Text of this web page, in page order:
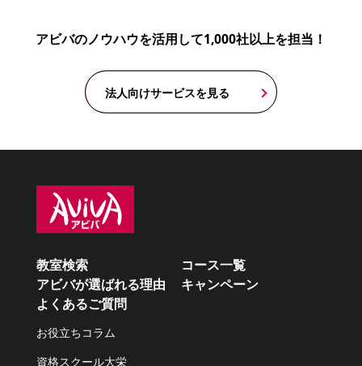
アビバのノウハウを活用して1,000社以上を担当！
法人向けサービスを見る
教室検索
コース一覧
アビバが選ばれる理由
キャンペーン
よくあるご質問
お役立ちコラム
資格スクール大栄